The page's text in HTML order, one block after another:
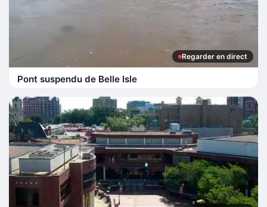
Regarder en direct
Pont suspendu de Belle Isle